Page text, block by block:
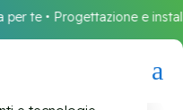
e
a